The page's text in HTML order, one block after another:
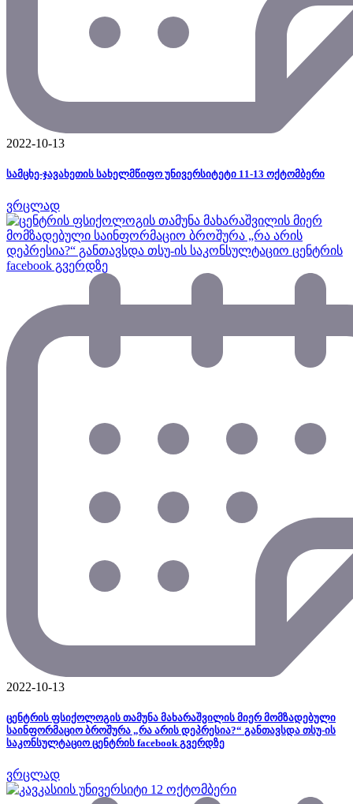
2022-10-13
სამცხე-ჯავახეთის სახელმწიფო უნივერსიტეტი 11-13 ოქტომბერი
ვრცლად
2022-10-13
ცენტრის ფსიქოლოგის თამუნა მახარაშვილის მიერ მომზადებული
საინფორმაციო ბროშურა „რა არის დეპრესია?“ განთავსდა თსუ-ის
საკონსულტაციო ცენტრის facebook გვერდზე
ვრცლად